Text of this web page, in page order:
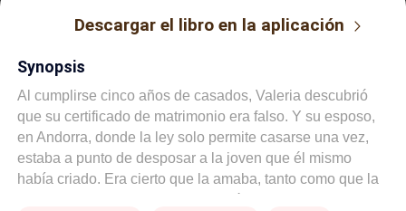
Descargar el libro en la aplicación
Synopsis
Al cumplirse cinco años de casados, Valeria descubrió
que su certificado de matrimonio era falso. Y su esposo,
en Andorra, donde la ley solo permite casarse una vez,
estaba a punto de desposar a la joven que él mismo
había criado. Era cierto que la amaba, tanto como que la